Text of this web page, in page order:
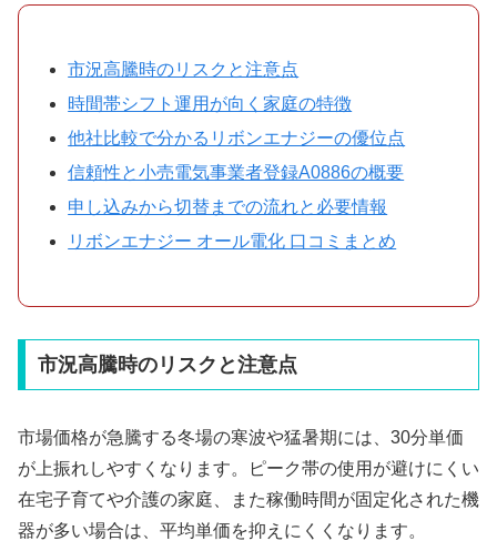
市況高騰時のリスクと注意点
時間帯シフト運用が向く家庭の特徴
他社比較で分かるリボンエナジーの優位点
信頼性と小売電気事業者登録A0886の概要
申し込みから切替までの流れと必要情報
リボンエナジー オール電化 口コミまとめ
市況高騰時のリスクと注意点
市場価格が急騰する冬場の寒波や猛暑期には、30分単価
が上振れしやすくなります。ピーク帯の使用が避けにくい
在宅子育てや介護の家庭、また稼働時間が固定化された機
器が多い場合は、平均単価を抑えにくくなります。